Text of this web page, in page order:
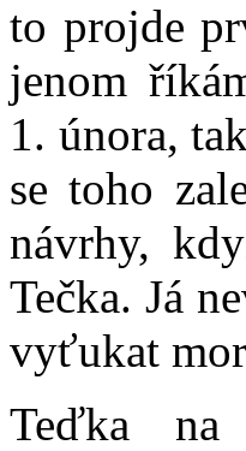
to projde
jenom
1. února,
se toho
návrhy,
Tečka. Já
vyťukat
Teďka na